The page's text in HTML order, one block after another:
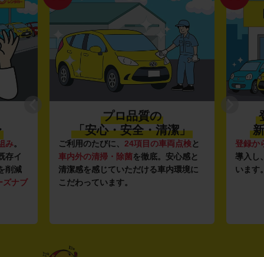
み。
存イ
削減
ズナブ
プロ品質の
「安心・安全・清潔」
ご利用のたびに、 24項目の車両点検と
車内外の清掃・除菌を徹底。安心感と
清潔感を感じていただける車内環境に
こだわっています。
登録か
導入し
います